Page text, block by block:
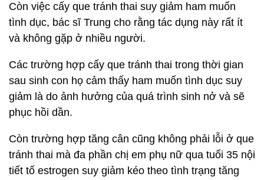
Còn việc cấy que tránh thai suy giảm ham muốn
tình dục, bác sĩ Trung cho rằng tác dụng này rất ít
và không gặp ở nhiều người.
Các trường hợp cấy que tránh thai trong thời gian
sau sinh con họ cảm thấy ham muốn tình dục suy
giảm là do ảnh hưởng của quá trình sinh nở và sẽ
phục hồi dần.
Còn trường hợp tăng cân cũng không phải lỗi ở que
tránh thai mà đa phần chị em phụ nữ qua tuổi 35 nội
tiết tố estrogen suy giảm kéo theo tình trạng tăng